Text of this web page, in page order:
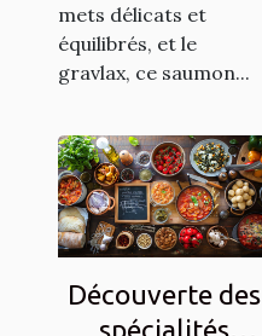
mets délicats et
équilibrés, et le
gravlax, ce saumon...
Découverte des
spécialités